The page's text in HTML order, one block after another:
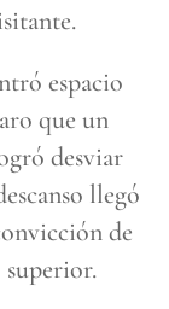
espacio
que un
desviar
llegó
de